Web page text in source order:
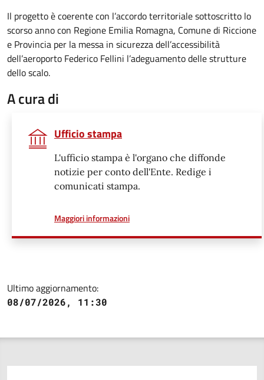
Il progetto è coerente con l’accordo territoriale sottoscritto lo
scorso anno con Regione Emilia Romagna, Comune di Riccione
e Provincia per la messa in sicurezza dell’accessibilità
dell’aeroporto Federico Fellini l’adeguamento delle strutture
dello scalo.
A cura di
Ufficio stampa
L'ufficio stampa è l'organo che diffonde
notizie per conto dell'Ente. Redige i
comunicati stampa.
Maggiori informazionia proposito di
Ultimo aggiornamento:
08/07/2026, 11:30